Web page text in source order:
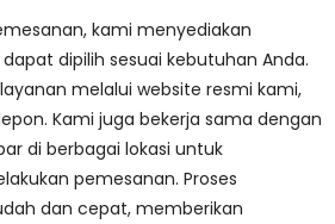
kami menyediakan
dipilih sesuai kebutuhan Anda.
melalui website resmi kami,
Kami juga bekerja sama dengan
di berbagai lokasi untuk
pemesanan. Proses
dan cepat, memberikan